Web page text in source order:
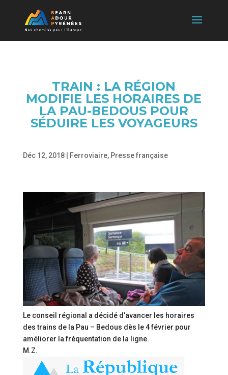
TRAIN : LA RÉGION
MODIFIE LES HORAIRES DE
LA PAU-BEDOUS POUR
SÉDUIRE LES VOYAGEURS
Déc 12, 2018| Ferroviaire, Presse française
Le conseil régional a décidé d’avancer les horaires
des trains de la Pau – Bedous dès le 4 février pour
améliorer la fréquentation de la ligne.
M.Z.